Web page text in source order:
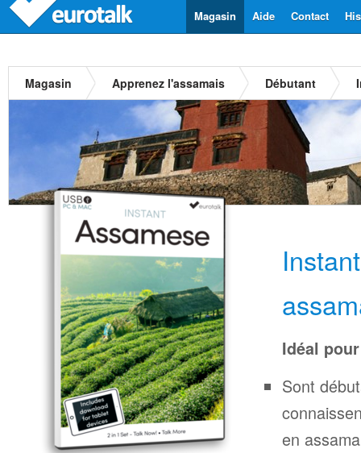
Contact
Aide
Magasin
Magasin Apprenez l'assamais Débutant
Idéal
Sont
en